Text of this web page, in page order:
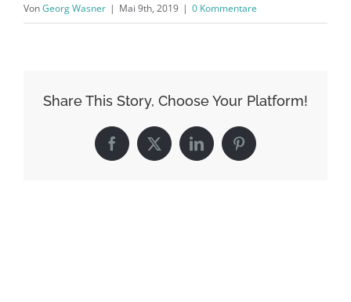
VonGeorg Wasner | Mai 9th, 2019 | 0 Kommentare
Share This Story, Choose Your Platform!
Facebook
X LinkedInPinterest